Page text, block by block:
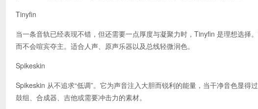
Tinyfin
当一条音轨已经表现不错，但还需要一点厚度与凝聚力时，Tinyfin 是理想选择
而不会喧宾夺主。适合人声、原声乐器以及总线轻微润色。
Spikeskin
Spikeskin 从不追求“低调”。它为声音注入大胆而锐利的能量，当干净音色显
鼓组、合成器、吉他或需要冲击力的素材。